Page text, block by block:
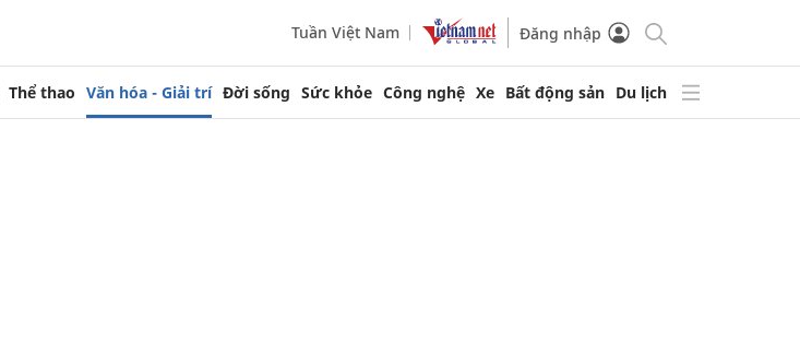
Tuần Việt Nam Đăng nhập
Thể thao Văn hóa - Giải trí Đời sống Sức khỏe Công nghệ Xe Bất động sản Du lịch